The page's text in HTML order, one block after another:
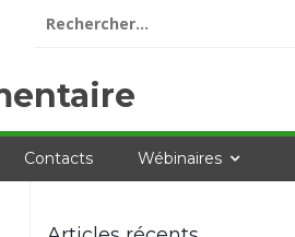
Contacts Wébinaires